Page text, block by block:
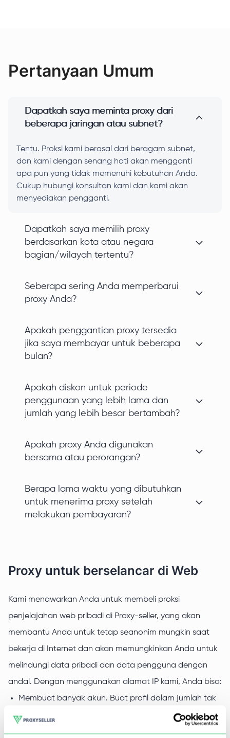
Pertanyaan Umum
Dapatkah saya meminta proxy dari
beberapa jaringan atau subnet?
Tentu. Proksi kami berasal dari beragam subnet,
dan kami dengan senang hati akan mengganti
apa pun yang tidak memenuhi kebutuhan Anda.
Cukup hubungi konsultan kami dan kami akan
menyediakan pengganti.
Dapatkah saya memilih proxy
berdasarkan kota atau negara
bagian/wilayah tertentu?
Seberapa sering Anda memperbarui
proxy Anda?
Apakah penggantian proxy tersedia
jika saya membayar untuk beberapa
bulan?
Apakah diskon untuk periode
penggunaan yang lebih lama dan
jumlah yang lebih besar bertambah?
Apakah proxy Anda digunakan
bersama atau perorangan?
Berapa lama waktu yang dibutuhkan
untuk menerima proxy setelah
melakukan pembayaran?
Proxy untuk berselancar di Web
Kami menawarkan Anda untuk membeli proksi
penjelajahan web pribadi di Proxy-seller, yang akan
membantu Anda untuk tetap seanonim mungkin saat
bekerja di Internet dan akan memungkinkan Anda untuk
melindungi data pribadi dan data pengguna dengan
andal. Dengan menggunakan alamat IP kami, Anda bisa:
Membuat banyak akun. Buat profil dalam jumlah tak
terbatas di berbagai situs dan kelola dari satu
perangkat tanpa perlu khawatir akan risiko diblokir